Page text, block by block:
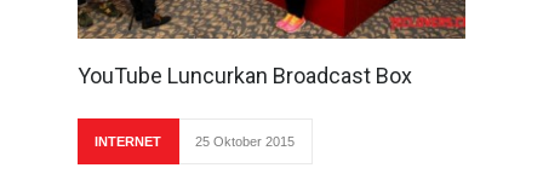
YouTube Luncurkan Broadcast Box
INTERNET 25 Oktober 2015